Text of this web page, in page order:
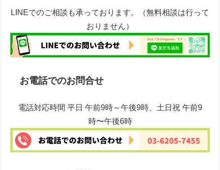
LINEでのご相談も承っております。（無料相談は行って
おりません）
お電話でのお問合せ
電話対応時間 平日 午前9時～午後9時、土日祝 午前9
時〜午後6時